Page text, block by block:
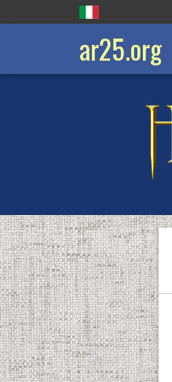
ar25.org